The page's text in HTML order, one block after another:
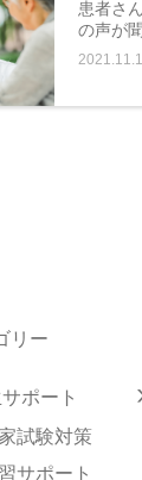
患者さ
の声が
リー
ポート
試験対策
サポート